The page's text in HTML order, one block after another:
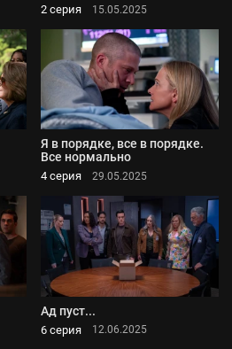
2 серия 15.05.2025
Я в порядке, все в порядке.
Все нормально
4 серия 29.05.2025
Ад пуст...
6 серия 12.06.2025